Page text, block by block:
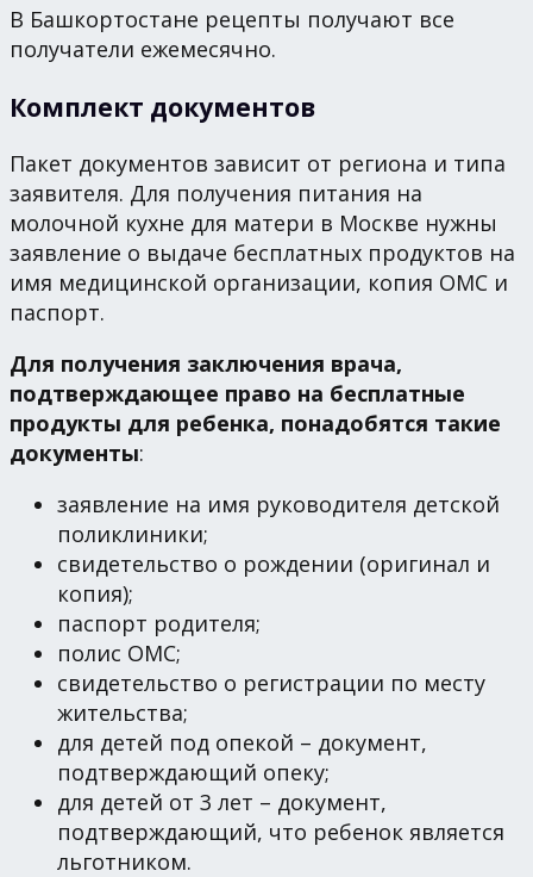
В Башкортостане рецепты получают все
получатели ежемесячно.
Комплект документов
Пакет документов зависит от региона и типа
заявителя. Для получения питания на
молочной кухне для матери в Москве нужны
заявление о выдаче бесплатных продуктов на
имя медицинской организации, копия ОМС и
паспорт.
Для получения заключения врача,
подтверждающее право на бесплатные
продукты для ребенка, понадобятся такие
документы:
заявление на имя руководителя детской
поликлиники;
свидетельство о рождении (оригинал и
копия);
паспорт родителя;
полис ОМС;
свидетельство о регистрации по месту
жительства;
для детей под опекой – документ,
подтверждающий опеку;
для детей от 3 лет – документ,
подтверждающий, что ребенок является
льготником.